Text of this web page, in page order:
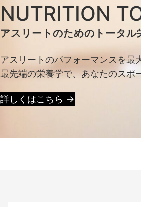
NUTRITION
アスリートのためのトータ
アスリートのパフォーマンスを最
最先端の栄養学で、あなたのスポ
詳しくはこちら →